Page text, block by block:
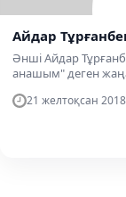
Айдар
Әнші Айдар
анашым" деген
21 желтоқсан 2018